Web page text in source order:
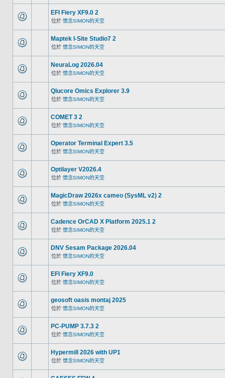
EFI Fiery XF9.0 2
位於 懷念SIMON的天空
Maptek I-Site Studio7 2
位於 懷念SIMON的天空
NeuraLog 2026.04
位於 懷念SIMON的天空
Qlucore Omics Explorer 3.9
位於 懷念SIMON的天空
COMET 3 2
位於 懷念SIMON的天空
Operator Terminal Expert 3.5
位於 懷念SIMON的天空
Optilayer V2026.4
位於 懷念SIMON的天空
MagicDraw 2026x cameo (SysML v2) 2
位於 懷念SIMON的天空
Cadence OrCAD X Platform 2025.1 2
位於 懷念SIMON的天空
DNV Sesam Package 2026.04
位於 懷念SIMON的天空
EFI Fiery XF9.0
位於 懷念SIMON的天空
geosoft oasis montaj 2025
位於 懷念SIMON的天空
PC-PUMP 3.7.3 2
位於 懷念SIMON的天空
Hypermill 2026 with UP1
位於 懷念SIMON的天空